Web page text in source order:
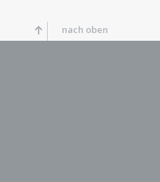
nach oben